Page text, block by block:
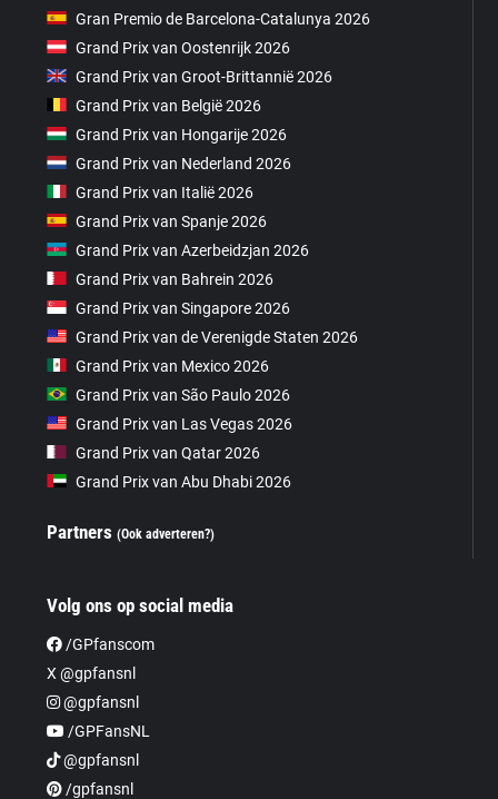
Gran Premio de Barcelona-Catalunya 2026
Grand Prix van Oostenrijk 2026
Grand Prix van Groot-Brittannië 2026
Grand Prix van België 2026
Grand Prix van Hongarije 2026
Grand Prix van Nederland 2026
Grand Prix van Italië 2026
Grand Prix van Spanje 2026
Grand Prix van Azerbeidzjan 2026
Grand Prix van Bahrein 2026
Grand Prix van Singapore 2026
Grand Prix van de Verenigde Staten 2026
Grand Prix van Mexico 2026
Grand Prix van São Paulo 2026
Grand Prix van Las Vegas 2026
Grand Prix van Qatar 2026
Grand Prix van Abu Dhabi 2026
Partners(Ook adverteren?)
Volg ons op social media
/GPfanscom
X @gpfansnl
@gpfansnl
/GPFansNL
@gpfansnl
/gpfansnl